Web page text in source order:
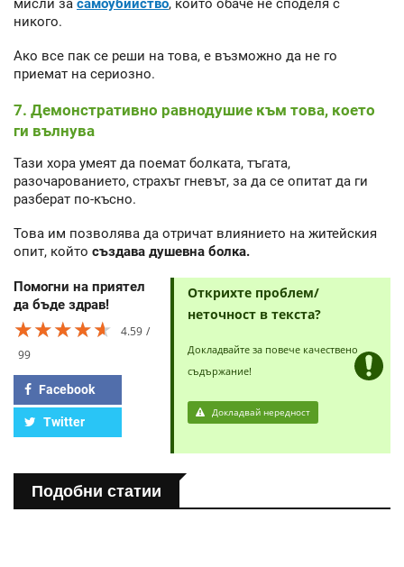
мисли за самоубийство, които обаче не споделя с
никого.
Ако все пак се реши на това, е възможно да не го
приемат на сериозно.
7. Демонстративно равнодушие към това, което
ги вълнува
Тази хора умеят да поемат болката, тъгата,
разочарованието, страхът гневът, за да се опитат да ги
разберат по-късно.
Това им позволява да отричат влиянието на житейския
опит, който създава душевна болка.
Помогни на приятел
да бъде здрав!
★★★★★
★★★★★
★★★★★
4.59
99
Facebook
Twitter
Открихте проблем/
неточност в текста?
Докладвайте за повече качествено
съдържание!
Докладвай нередност
Подобни статии